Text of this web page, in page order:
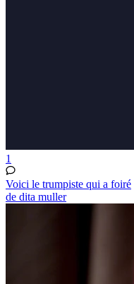
1
Voici le trumpiste qui a foiré
de dita muller